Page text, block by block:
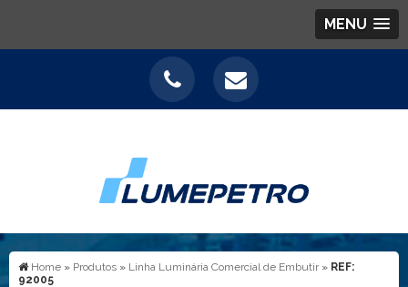
MENU
Home » Produtos » Linha Luminária Comercial de Embutir » REF:
92005